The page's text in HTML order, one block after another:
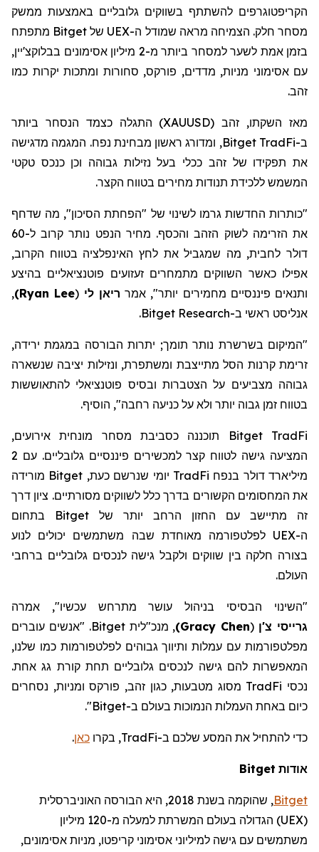
הקריפטוגרפים להשתתף בשווקים גלובליים באמצעות ממשק
מסחר חלק. הצמיחה מראה שמודל ה-UEX של Bitget מתפתח
בזמן אמת לשער למסחר ביותר מ-2 מיליון אסימונים
בבלוקצ'יין,
עם אסימוני מניות, מדדים, פורקס, סחורות ומתכות יקרות כמו
זהב.
מאז השקתו, זהב (XAUUSD) התגלה כצמד הנסחר ביותר
ב-Bitget TradFi, ומדורג ראשון מבחינת נפח. המגמה מדגישה
את תפקידו של זהב ככלי בעל נזילות גבוהה וכן כנכס טקטי
המשמש ללכידת תנודות מחירים בטווח הקצר.
"כותרות החדשות גרמו לשינוי של "הפחתת הסיכון", מה שדחף
את הזרימה לשוק הזהב והכסף. מחיר הנפט נותר קרוב ל-60
דולר לחבית, מה שמגביל את לחץ האינפלציה בטווח הקרוב,
אפילו כאשר השווקים מתמחרים זעזועים פוטנציאליים בהיצע
ותנאים פיננסיים מחמירים יותר", אמר ריאן לי (
Ryan Lee
)
,
אנליסט ראשי ב-Bitget Research
.
"המיקום בשרשרת נותר תומך; יתרות הבורסה במגמת ירידה,
זרימת קרנות הסל מתייצבת ומשתפרת, ונזילות יציבה שנשארה
גבוהה מצביעים על הצטברות ובסיס פוטנציאלי להתאוששות
בטווח זמן גבוה יותר ולא על כניעה רחבה", הוסיף.
Bitget TradFi
תוכננה כסביבת מסחר מונחית אירועים,
המציעה גישה לטווח קצר למכשירים פיננסיים גלובליים. עם 2
מיליארד דולר בנפח TradFi יומי שנרשם כעת, Bitget מורידה
את המחסומים הקשורים בדרך כלל לשווקים מסורתיים. ציון דרך
זה מתיישב עם החזון הרחב יותר של Bitget בתחום
ה-UEX לפלטפורמה מאוחדת שבה משתמשים יכולים לנוע
בצורה חלקה בין שווקים ולקבל גישה לנכסים גלובליים ברחבי
העולם.
"השינוי הבסיסי בניהול עושר מתרחש עכשיו", אמרה
גרייסי צ'ן (
Gracy Chen
), מנכ"ליתBitget. "אנשים עוברים
מפלטפורמות עם עמלות ותיווך גבוהים לפלטפורמות כמו שלנו,
המאפשרות להם גישה לנכסים גלובליים תחת קורת גג אחת.
נכסי TradFi מסוג מטבעות, כגון זהב, פורקסומניות, נסחרים
כיום באחת העמלות הנמוכות בעולם ב-Bitget
"
.
כדי להתחיל את המסע שלכם ב-TradFi, בקרו כאן.
אודות Bitget
Bitget
, שהוקמה
בשנת 2018, היא הבורסה האוניברסלית
(
UEX
) הגדולה בעולם המשרתת למעלה מ-120
מיליון
משתמשים עם גישה למיליוני אסימוני קריפטו, מניות אסימונים,